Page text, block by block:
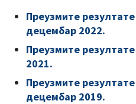
Преузмите
децембар 2022.
Преузмите
2021.
Преузмите
децембар 2019.